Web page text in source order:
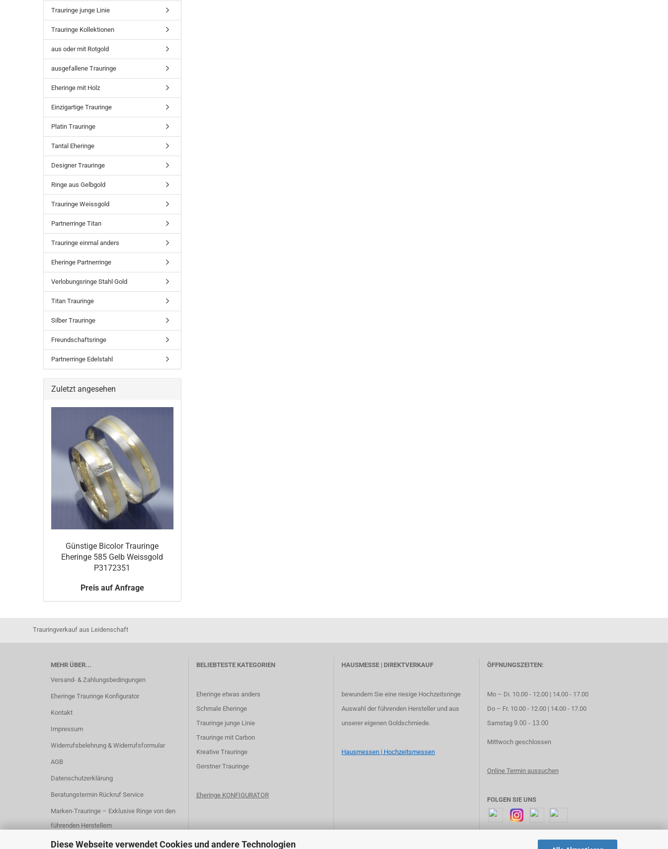
Diese Webseite verwendet Cookies und andere Technologien
Trauringe junge Linie
Trauringe Kollektionen
aus oder mit Rotgold
ausgefallene Trauringe
Eheringe mit Holz
Einzigartige Trauringe
Platin Trauringe
Tantal Eheringe
Designer Trauringe
Ringe aus Gelbgold
Trauringe Weissgold
Partnerringe Titan
Trauringe einmal anders
Eheringe Partnerringe
Verlobungsringe Stahl Gold
Titan Trauringe
Silber Trauringe
Freundschaftsringe
Partnerringe Edelstahl
Zuletzt angesehen
Günstige Bicolor Trauringe
Eheringe 585 Gelb Weissgold
P3172351
Preis auf Anfrage
Trauringverkauf aus Leidenschaft
MEHR ÜBER...
Versand- & Zahlungsbedingungen
Eheringe Trauringe Konfigurator
Kontakt
Impressum
Widerrufsbelehrung & Widerrufsformular
AGB
Datenschutzerklärung
Beratungstermin Rückruf Service
Marken-Trauringe – Exklusive Ringe von den
führenden Herstellern
Cookie Einstellungen
BELIEBTESTE KATEGORIEN
Eheringe etwas anders
Schmale Eheringe
Trauringe junge Linie
Trauringe mit Carbon
Kreative Trauringe
Gerstner Trauringe
Eheringe KONFIGURATOR
HAUSMESSE | DIREKTVERKAUF
bewundern Sie eine riesige Hochzeitsringe
Auswahl der führenden Hersteller und aus
unserer eigenen Goldschmiede.
Hausmessen | Hochzeitsmessen
ÖFFNUNGSZEITEN:
Mo – Di. 10.00 - 12.00 | 14.00 - 17.00
Do – Fr. 10.00 - 12.00 | 14.00 - 17.00
Samstag 9.00 - 13.00
Mittwoch geschlossen
Online Termin aussuchen
FOLGEN SIE UNS